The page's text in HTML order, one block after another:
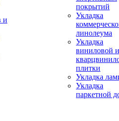
покрытий
Укладка
линолеума
Укладка
виниловой и
плитки
Укладка
Укладка
паркетной